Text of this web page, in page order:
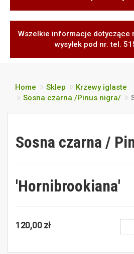
Wszelkie informacje dotyczące
wysyłek pod nr. tel.
Home Sklep
Krzewy iglaste
Sosna czarna /Pinus nigra/
Sosna czarna /
'Hornibrookiana'
120,00 zł